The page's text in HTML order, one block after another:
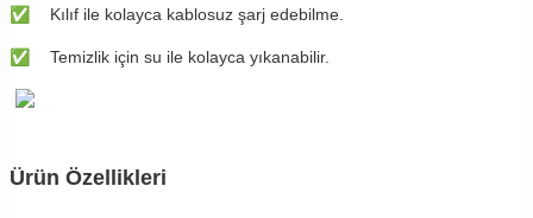
✅ ​​​Kılıf ile kolayca kablosuz şarj edebilme.
✅ ​​​Temizlik için su ile kolayca yıkanabilir.
Ürün Özellikleri